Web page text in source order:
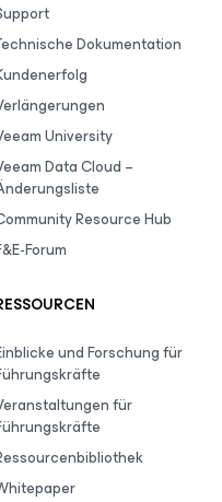
Dokumentation
University
Data Cloud –
Resource Hub
Forum
und Forschung für
für